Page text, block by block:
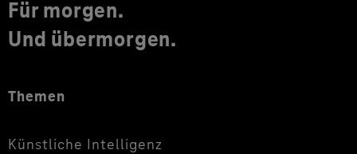
Für morgen.
Und übermorgen.
Themen
Künstliche Intelligenz